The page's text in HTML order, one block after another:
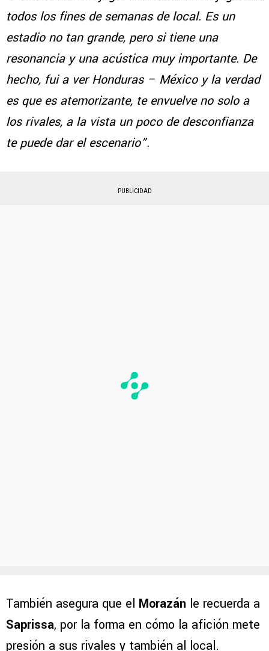
todos los fines de semanas de local. Es un
estadio no tan grande, pero si tiene una
resonancia y una acústica muy importante. De
hecho, fui a ver Honduras – México y la verdad
es que es atemorizante, te envuelve no solo a
los rivales, a la vista un poco de desconfianza
te puede dar el escenario”.
PUBLICIDAD
También asegura que el Morazán le recuerda a
Saprissa, por la forma en cómo la afición mete
presión a sus rivales y también al local.